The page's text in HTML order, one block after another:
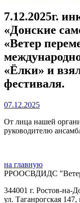
7.12.2025г.
«Донские
«Ветер
«Ëлки» и
фестиваля.
07.12.2025
От лица нашей
руководителю
на главную
РРООСВДИДС
344001 г. Ростов-на-
ул. Таганрогская 147,